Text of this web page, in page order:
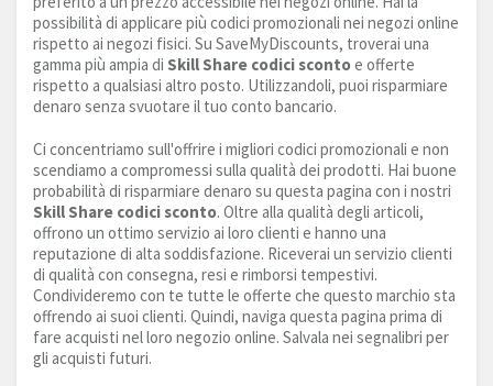
possibilità di applicare più codici promozionali nei negozi online
rispetto ai negozi fisici. Su SaveMyDiscounts, troverai una
gamma più ampia di Skill Share codici scontoe offerte
rispetto a qualsiasi altro posto. Utilizzandoli, puoi risparmiare
denaro senza svuotare il tuo conto bancario.
Ci concentriamo sull'offrire i migliori codici promozionali e non
scendiamo a compromessi sulla qualità dei prodotti. Hai buone
probabilità di risparmiare denaro su questa pagina con i nostri
Skill Share codici sconto. Oltre alla qualità degli articoli,
offrono un ottimo servizio ai loro clienti e hanno una
reputazione di alta soddisfazione. Riceverai un servizio clienti
di qualità con consegna, resi e rimborsi tempestivi.
Condivideremo con te tutte le offerte che questo marchio sta
offrendo ai suoi clienti. Quindi, naviga questa pagina prima di
fare acquisti nel loro negozio online. Salvala nei segnalibri per
gli acquisti futuri.